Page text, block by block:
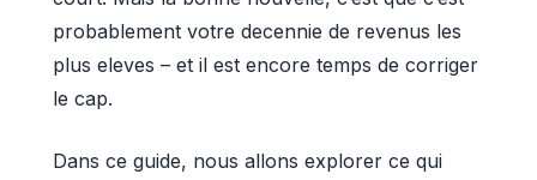
probablement votre decennie de revenus les
plus eleves – et il est encore temps de corriger
le cap.
Dans ce guide, nous allons explorer ce qui